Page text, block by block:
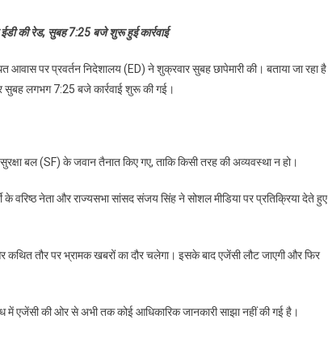
की रेड, सुबह 7:25 बजे शुरू हुई कार्रवाई
पर प्रवर्तन निदेशालय (ED) ने शुक्रवार सुबह छापेमारी की। बताया जा रहा है
लगभग 7:25 बजे कार्रवाई शुरू की गई।
बल (SF) के जवान तैनात किए गए, ताकि किसी तरह की अव्यवस्था न हो।
के वरिष्ठ नेता और राज्यसभा सांसद संजय सिंह ने सोशल मीडिया पर प्रतिक्रिया देते हुए
तौर पर भ्रामक खबरों का दौर चलेगा। इसके बाद एजेंसी लौट जाएगी और फिर
में एजेंसी की ओर से अभी तक कोई आधिकारिक जानकारी साझा नहीं की गई है।